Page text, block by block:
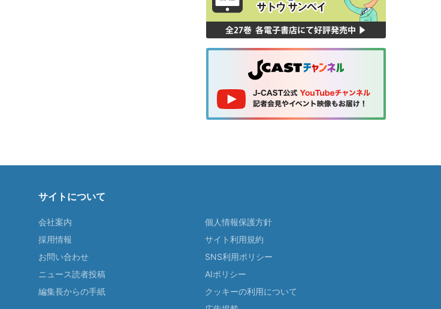
サイトについて
会社案内
採用情報
お問い合わせ
ニュース読者投稿
編集長からの手紙
個人情報保護方針
サイト利用規約
SNS利用ポリシー
AIポリシー
クッキーの利用について